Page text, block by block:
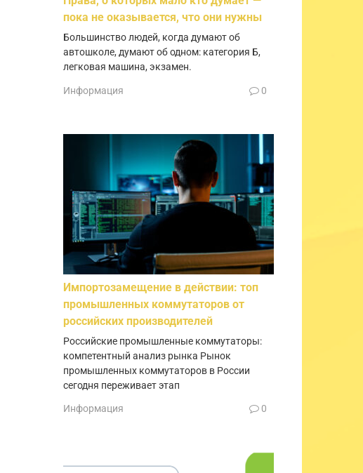
пока не оказывается, что они нужны
Большинство людей, когда думают об
автошколе, думают об одном: категория Б,
легковая машина, экзамен.
Информация 0
Импортозамещение в действии: топ
промышленных коммутаторов от
российских производителей
Российские промышленные коммутаторы:
компетентный анализ рынка Рынок
промышленных коммутаторов в России
сегодня переживает этап
Информация 0